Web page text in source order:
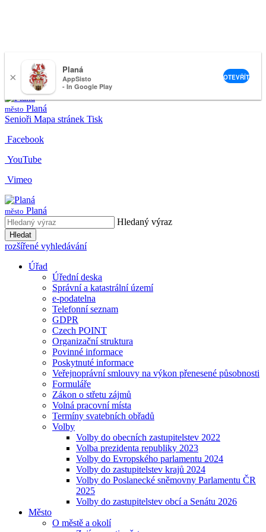
nemeckova@muplana.cz
město Planá
Senioři Mapa stránek Tisk
Facebook
YouTube
Vimeo
město Planá
Hledaný výraz
Hledat
rozšířené vyhledávání
Úřad
Úřední deska
Správní a katastrální území
e-podatelna
Telefonní seznam
GDPR
Czech POINT
Organizační struktura
Povinné informace
Poskytnuté informace
Veřejnoprávní smlouvy na výkon přenesené působnosti
Formuláře
Zákon o střetu zájmů
Volná pracovní místa
Termíny svatebních obřadů
Volby
Volby do obecních zastupitelstev 2022
Volba prezidenta republiky 2023
Volby do Evropského parlamentu 2024
Volby do zastupitelstev krajů 2024
Volby do Poslanecké sněmovny Parlamentu ČR
2025
Volby do zastupitelstev obcí a Senátu 2026
Město
O městě a okolí
×
Planá
AppSisto
- In Google Play
OTEVŘÍT